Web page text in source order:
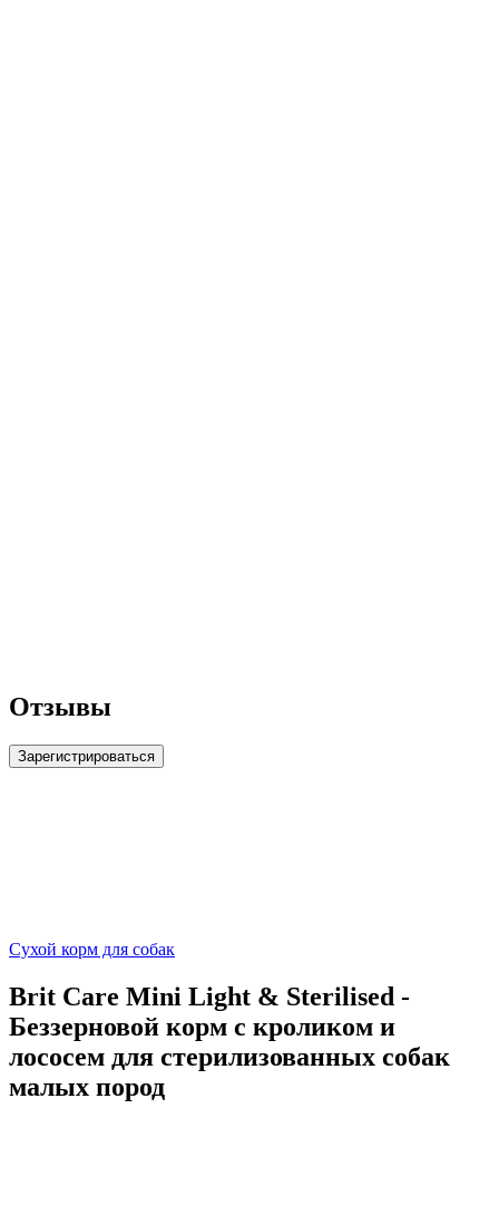
Отзывы
Зарегистрироваться
Сухой корм для собак
Brit Care Mini Light & Sterilised -
Беззерновой корм с кроликом и
лососем для стерилизованных собак
малых пород